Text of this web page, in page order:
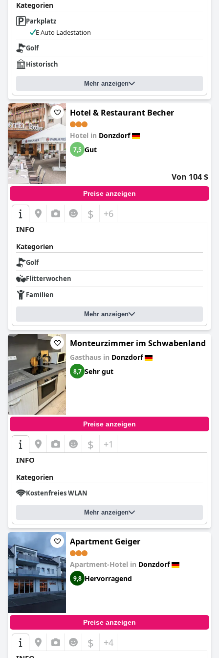
Kategorien
Parkplatz
E Auto Ladestation
Golf
Historisch
Mehr anzeigen
Hotel & Restaurant Becher
Hotel in Donzdorf
7,5 Gut
Von 104 $
Preise anzeigen
$ +6
INFO
Kategorien
Golf
Flitterwochen
Familien
Mehr anzeigen
Monteurzimmer im Schwabenland
Gasthaus in Donzdorf
8,7 Sehr gut
Preise anzeigen
$ +1
INFO
Kategorien
Kostenfreies WLAN
Mehr anzeigen
Apartment Geiger
Apartment-Hotel in Donzdorf
9,8 Hervorragend
Preise anzeigen
$ +4